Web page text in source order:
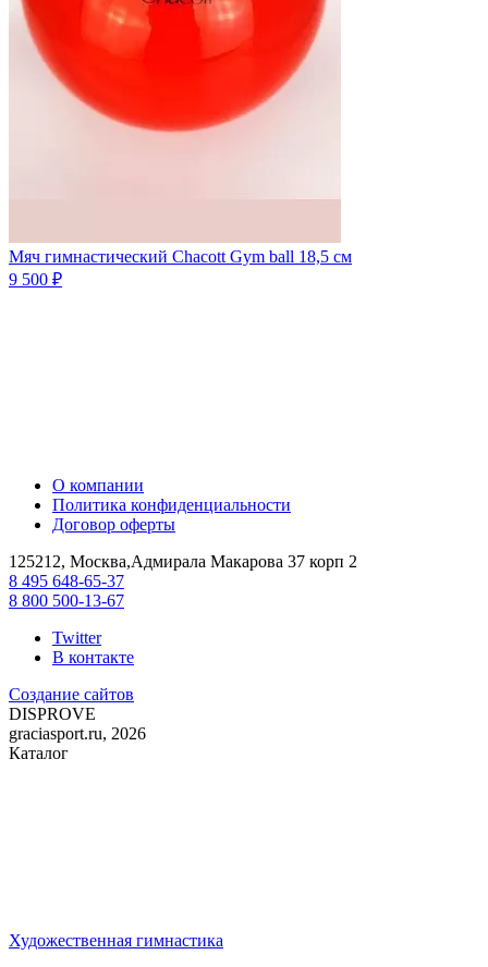
Мяч гимнастический Chacott Gym ball 18,5 см
9 500 ₽
О компании
Политика конфиденциальности
Договор оферты
125212, Москва,Адмирала Макарова 37 корп 2
8 495 648-65-37
8 800 500-13-67
Twitter
В контакте
Создание сайтов
DISPROVE
graciasport.ru, 2026
Каталог
Художественная гимнастика